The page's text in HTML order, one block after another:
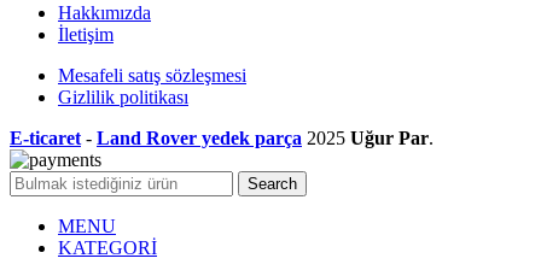
Hakkımızda
İletişim
Mesafeli satış sözleşmesi
Gizlilik politikası
E-ticaret - Land Rover yedek parça 2025 Uğur Par.
Search
MENU
KATEGORİ